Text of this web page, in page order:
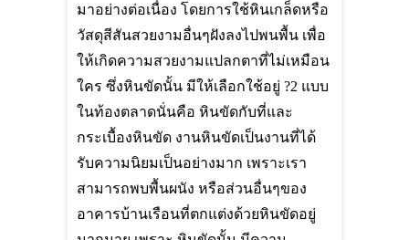
มาอย่างต่อเนื่อง โดยการใช้หินเกล็ดหรือ
วัสดุสีสันสวยงามอื่นๆฝังลงไปพนพื้น เพื่อ
ให้เกิดความสวยงามแปลกตาที่ไม่เหมือน
ใคร ซึ่งหินขัดนั้น มีให้เลือกใช้อยู่ ?2 แบบ
ในท้องตลาดนั่นคือ หินขัดกับที่และ
กระเบื้องหินขัด งานหินขัดเป็นงานที่ได้
รับความนิยมเป็นอย่างมาก เพราะเรา
สามารถพบพื้นผนัง หรือส่วนอื่นๆของ
อาคารบ้านเรือนที่ตกแต่งด้วยหินขัดอยู่